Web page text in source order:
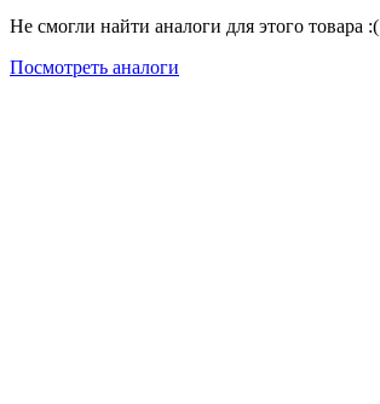
Не смогли найти аналоги для этого товара :(
Посмотреть аналоги